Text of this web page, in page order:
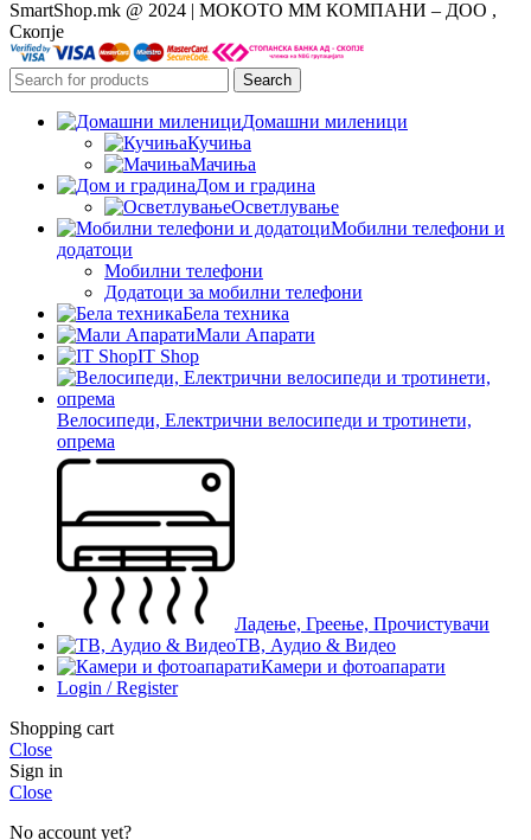
SmartShop.mk @ 2024 | МОКОТО ММ КОМПАНИ – ДОО ,
Скопје
Search
Домашни миленици
Кучиња
Мачиња
Дом и градина
Осветлување
Мобилни телефони и
додатоци
Мобилни телефони
Додатоци за мобилни телефони
Бела техника
Мали Апарати
IT Shop
Велосипеди, Електрични велосипеди и тротинети,
опрема
Ладење, Греење, Прочистувачи
ТВ, Аудио & Видео
Камери и фотоапарати
Login / Register
Shopping cart
Close
Sign in
Close
No account yet?